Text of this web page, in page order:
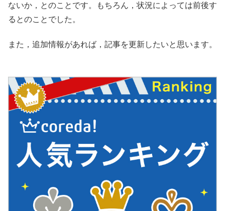
ないか，とのことです。もちろん，状況によっては前後す
るとのことでした。
また，追加情報があれば，記事を更新したいと思います。